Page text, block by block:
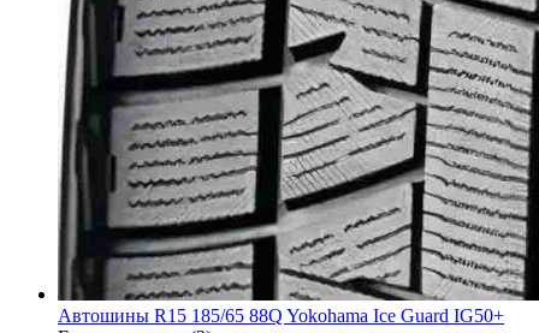
Автошины R15 185/65 88Q Yokohama Ice Guard IG50+